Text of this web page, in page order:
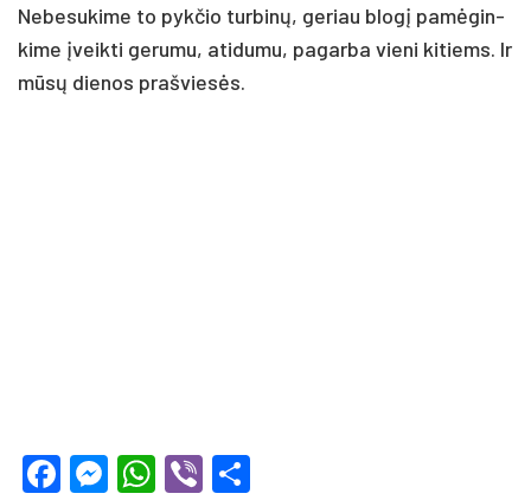
Ne­be­su­ki­me to pyk­čio tur­binų, ge­riau blogį pamė­gin­
ki­me įveik­ti ge­ru­mu, ati­du­mu, pa­gar­ba vie­ni ki­tiems. Ir
mūsų die­nos pra­šviesės.
Facebook
Messenger
WhatsApp
Viber